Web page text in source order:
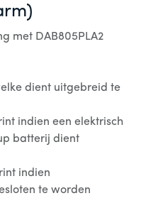
met DAB805PLA2
dient uitgebreid te
indien een elektrisch
batterij dient
indien
te worden